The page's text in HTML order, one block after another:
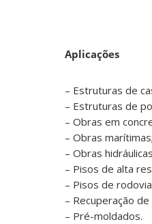
Aplicações
– Estruturas de
– Estruturas de
– Obras em
– Obras marítimas;
– Obras
– Pisos de alta
– Pisos de
– Recuperação
– Pré-moldados.